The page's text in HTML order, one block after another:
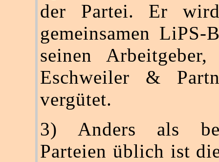
der Partei. Er
gemeinsamen LiPS-
seinen
Eschweiler &
vergütet.
3) Anders als
Parteien üblich ist